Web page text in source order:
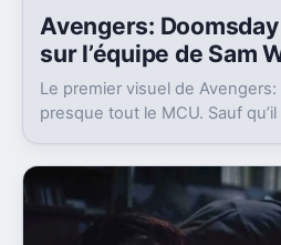
Avengers:
sur l’équipe de Sam
Le premier visuel de
presque tout le MCU. Sauf
Wilson ?